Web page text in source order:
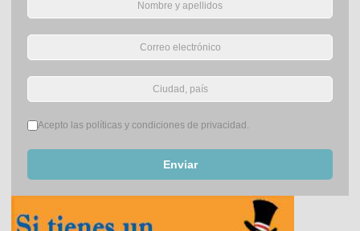
Términos del servicio*
Acepto las políticas y condiciones de privacidad.
Enviar